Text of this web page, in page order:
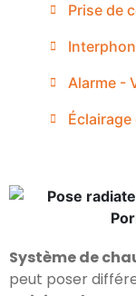
Prise de
Alarme -
Système de
peut poser